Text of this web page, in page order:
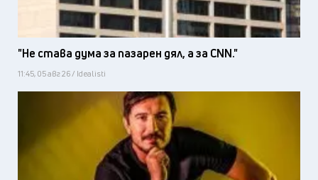
"Не става дума за пазарен дял, а за CNN."
11:45, 05 авг 26 / Idealisti